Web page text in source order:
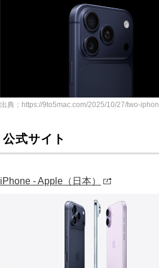
出典：https://9to5mac.com/2025/10/27/two-
公式サイト
iPhone - Apple（日本）